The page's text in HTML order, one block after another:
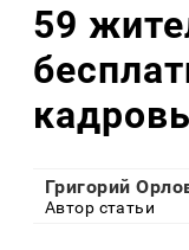
59
Григорий
Автор статьи